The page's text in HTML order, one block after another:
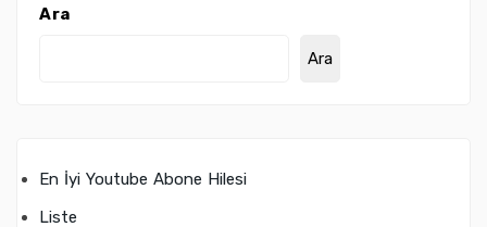
Ara
Ara
En İyi Youtube Abone Hilesi
Liste